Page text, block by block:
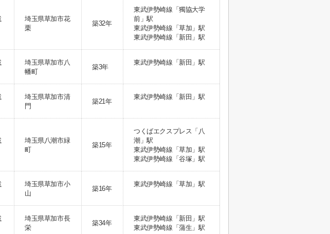
埼玉県草加市花
栗
築32年
東武伊勢崎線「獨協大学
前」駅
東武伊勢崎線「草加」駅
東武伊勢崎線「新田」駅
埼玉県草加市八
幡町
築3年
東武伊勢崎線「新田」駅
埼玉県草加市清
門
築21年
東武伊勢崎線「新田」駅
埼玉県八潮市緑
町
築15年
つくばエクスプレス「八
潮」駅
東武伊勢崎線「草加」駅
東武伊勢崎線「谷塚」駅
埼玉県草加市小
山
築16年
東武伊勢崎線「草加」駅
埼玉県草加市長
栄
築34年
東武伊勢崎線「新田」駅
東武伊勢崎線「蒲生」駅